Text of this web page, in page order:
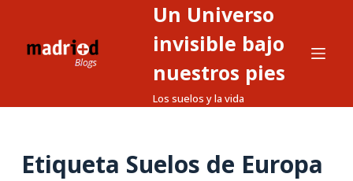
Un Universo
invisible bajo
nuestros pies
Los suelos y la vida
Etiqueta Suelos de Europa